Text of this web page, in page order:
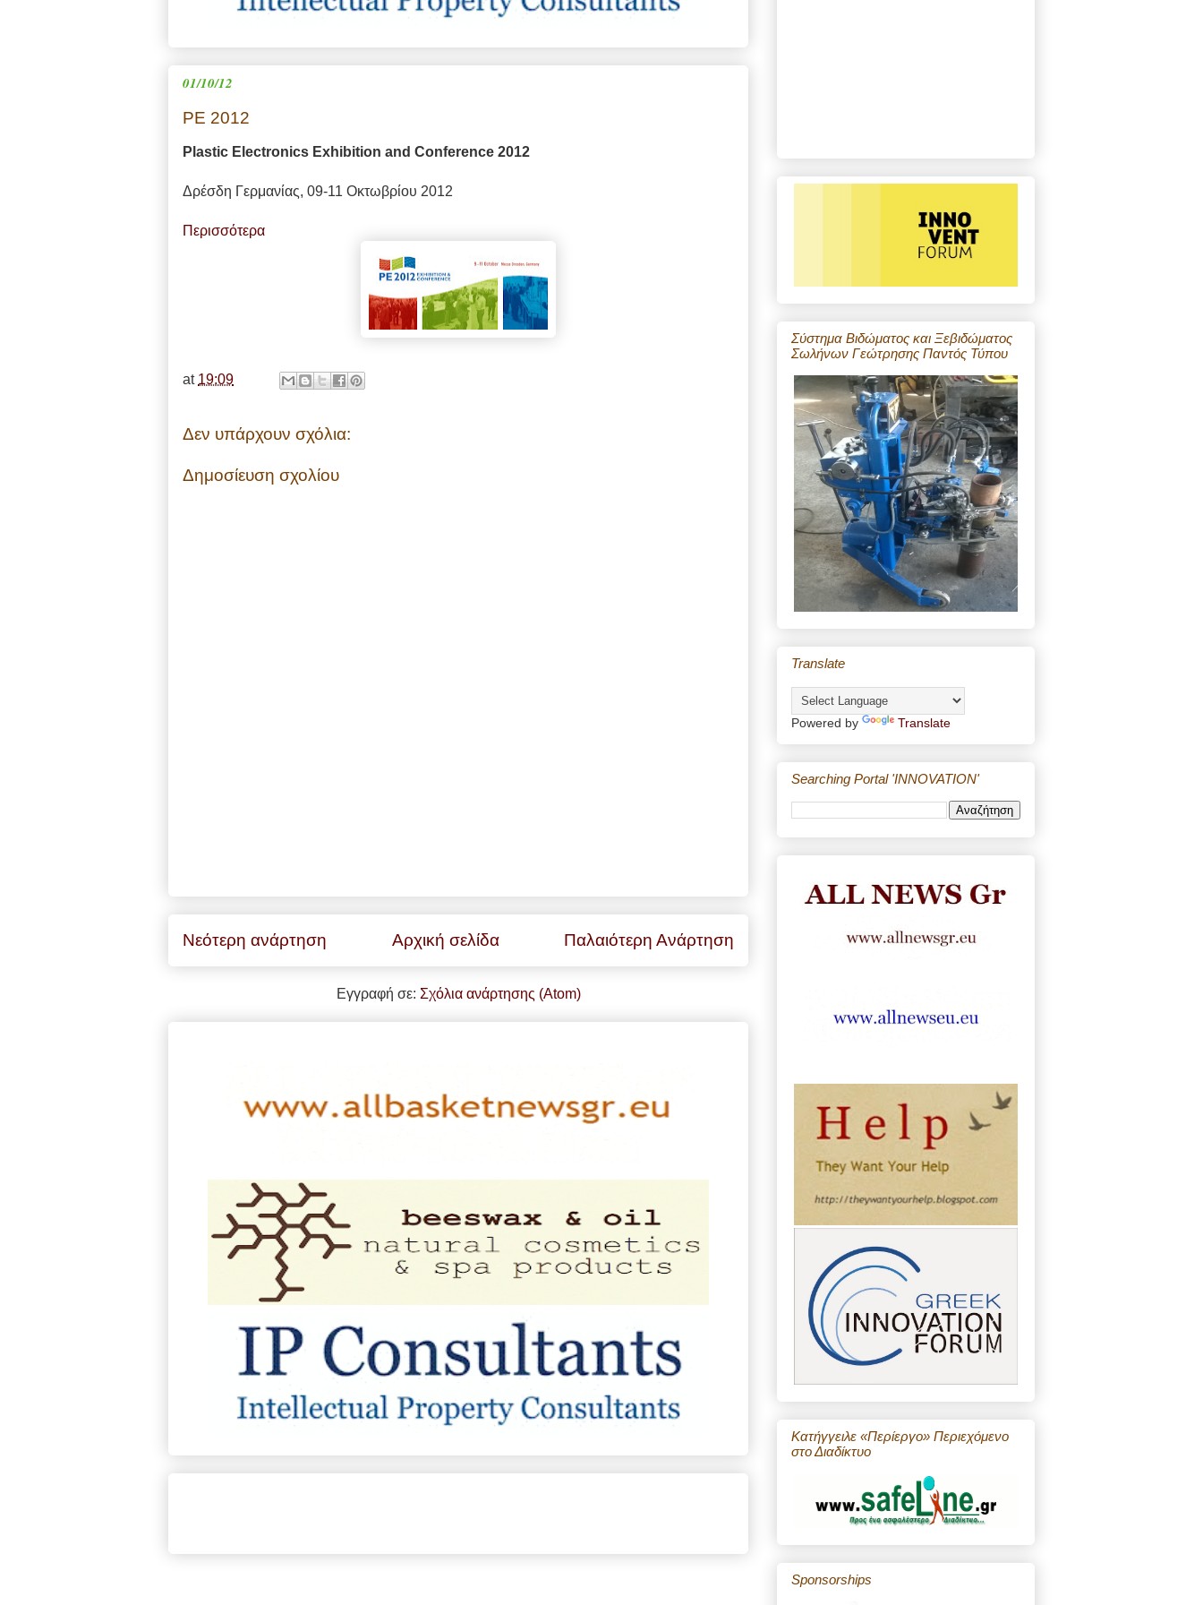
01/10/12
PE 2012
Plastic Electronics Exhibition and Conference 2012
Δρέσδη Γερμανίας, 09-11 Οκτωβρίου 2012
Περισσότερα
at 19:09
Δεν υπάρχουν σχόλια:
Δημοσίευση σχολίου
Νεότερη ανάρτηση Παλαιότερη Ανάρτηση
Αρχική σελίδα
Εγγραφή σε: Σχόλια ανάρτησης (Atom)
Σύστημα Βιδώματος και Ξεβιδώματος
Σωλήνων Γεώτρησης Παντός Τύπου
Translate
Powered by Translate
Searching Portal 'INNOVATION'
Κατήγγειλε «Περίεργο» Περιεχόμενο
στο Διαδίκτυο
Sponsorships